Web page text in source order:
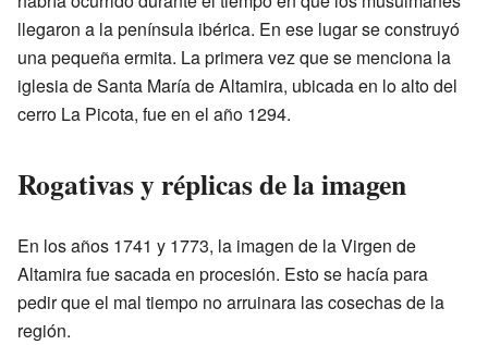
llegaron a la península ibérica. En ese lugar se construyó
una pequeña ermita. La primera vez que se menciona la
iglesia de Santa María de Altamira, ubicada en lo alto del
cerro La Picota, fue en el año 1294.
Rogativas y réplicas de la imagen
En los años 1741 y 1773, la imagen de la Virgen de
Altamira fue sacada en procesión. Esto se hacía para
pedir que el mal tiempo no arruinara las cosechas de la
región.